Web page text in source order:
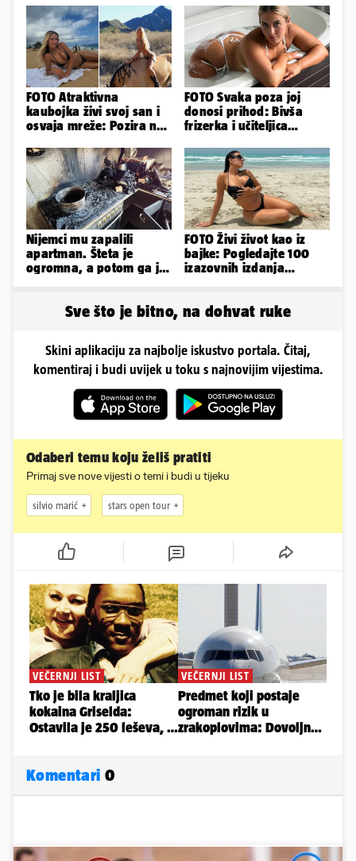
FOTO Atraktivna
kaubojka živi svoj san i
osvaja mreže: Pozira na
rodeu...
FOTO Svaka poza joj
donosi prihod: Bivša
frizerka i učiteljica
Instagram
Nijemci mu zapalili
apartman. Šteta je
ogromna, a potom ga je
FOTO Živi život kao iz
bajke: Pogledajte 100
izazovnih izdanja
Sve što je bitno, na dohvat ruke
Skini aplikaciju za najbolje iskustvo portala. Čitaj,
komentiraj i budi uvijek u toku s najnovijim vijestima.
Odaberi temu koju želiš pratiti
Primaj sve nove vijesti o temi i budi u tijeku
silvio marić stars open tour
Komentari 0